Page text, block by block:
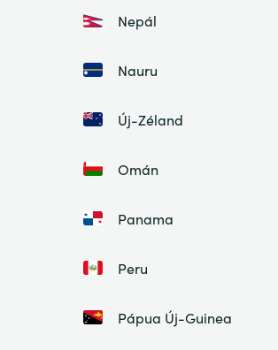
Nepál
Nauru
Új-Zéland
Omán
Panama
Peru
Pápua Új-Guinea